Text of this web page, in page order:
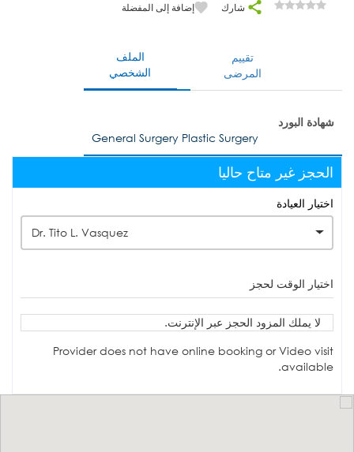
شارك إضافة إلى المفضلة
الملف
الشخصي
تقييم
المرضى
شهادة البورد
General Surgery Plastic Surgery
الحجز غير متاح حاليا
اختيار العيادة
Dr. Tito L. Vasquez
اختيار الوقت لحجز
لا يملك المزود الحجز عبر الإنترنت.
Provider does not have online booking or Video visit
available.